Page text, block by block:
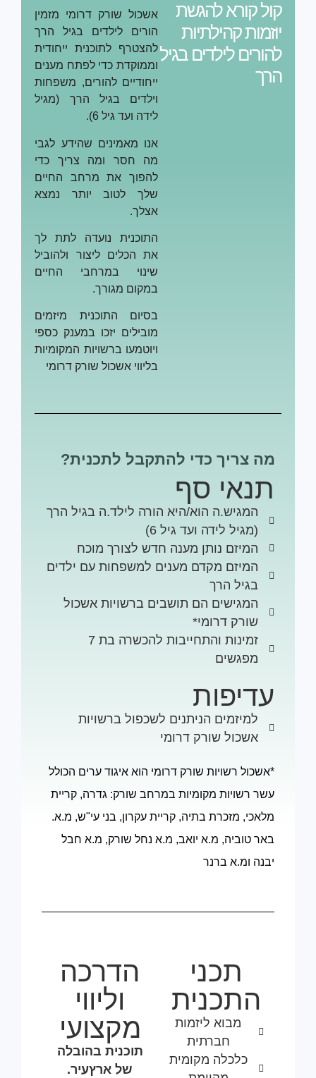
קורא להגשת
קהילתיות
לילדים בגיל
אשכול שורק דרומי מזמין
הורים לילדים בגיל הרך
להצטרף לתוכנית ייחודית
וממוקדת כדי לפתח מענים
ייחודיים להורים, משפחות
וילדים בגיל הרך (מגיל
לידה ועד גיל 6).
אנו מאמינים שהידע לגבי
מה חסר ומה צריך כדי
להפוך את מרחב החיים
שלך לטוב יותר נמצא
התוכנית נועדה לתת לך
את הכלים ליצור ולהוביל
שינוי במרחבי החיים
במקום מגורך.
בסיום התוכנית מיזמים
מובילים יזכו במענק כספי
ויוטמעו ברשויות המקומיות
בליווי אשכול שורק דרומי
צריך כדי להתקבל לתכנית?
סף
המגיש.ה הוא/היא הורה לילד.ה בגיל הרך
(מגיל לידה ועד גיל 6)
המיזם נותן מענה חדש לצורך מוכח
המיזם מקדם מענים למשפחות עם ילדים
בגיל הרך
המגישים הם תושבים ברשויות אשכול
שורק דרומי*
זמינות והתחייבות להכשרה בת 7
למיזמים הניתנים לשכפול ברשויות
אשכול שורק דרומי
רשויות שורק דרומי הוא איגוד ערים הכולל
רשויות מקומיות במרחב שורק: גדרה, קריית
מזכרת בתיה, קריית עקרון, בני עי"ש, מ.א.
טוביה, מ.א יואב, מ.א נחל שורק, מ.א חבל
ומ.א ברנר
תכני
התכנית
מבוא ליזמות
כלכלה מקומית
הדרכה
וליווי
מקצועי
תוכנית בהובלה
של ארץעיר.